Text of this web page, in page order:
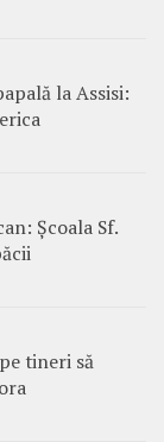
la Assisi:
Școala Sf.
tineri să